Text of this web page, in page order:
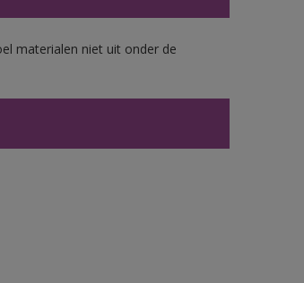
materialen niet uit onder de